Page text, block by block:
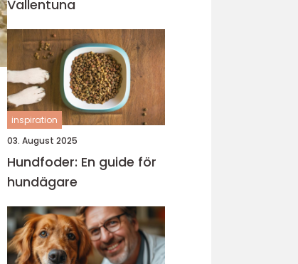
Vallentuna
inspiration
03. August 2025
Hundfoder: En guide för
hundägare